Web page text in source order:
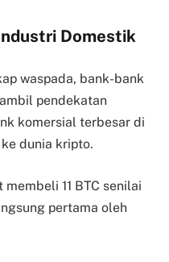
Domestik
waspada, bank-bank
pendekatan
komersial terbesar di
dunia kripto.
11 BTC senilai
pertama oleh